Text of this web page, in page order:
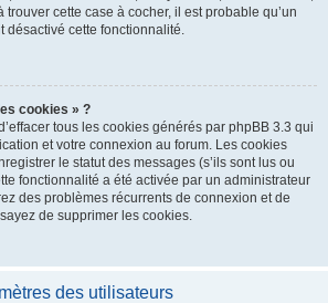
trouver cette case à cocher, il est probable qu’un
désactivé cette fonctionnalité.
cookies » ?
tous les cookies générés par phpBB 3.3 qui
et votre connexion au forum. Les cookies
le statut des messages (s’ils sont lus ou
fonctionnalité a été activée par un administrateur
des problèmes récurrents de connexion et de
de supprimer les cookies.
des utilisateurs